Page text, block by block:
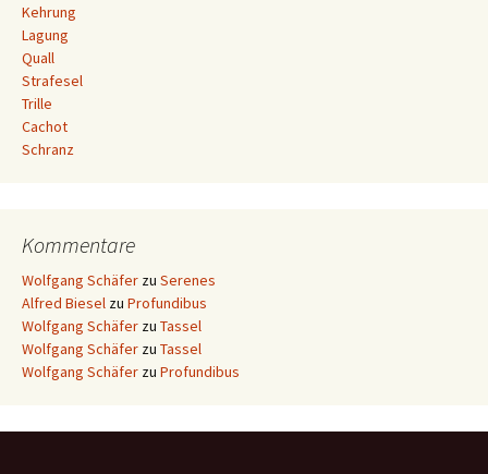
Kehrung
Lagung
Quall
Strafesel
Trille
Cachot
Schranz
Kommentare
Wolfgang Schäfer zu Serenes
Alfred Biesel zu Profundibus
Wolfgang Schäfer zu Tassel
Wolfgang Schäfer zu Tassel
Wolfgang Schäfer zu Profundibus